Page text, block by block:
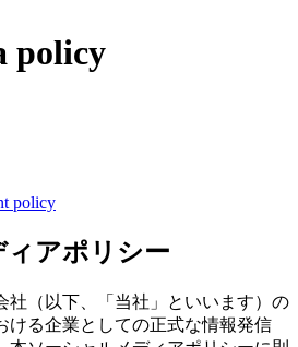
policy
policy
アポリシー
社（以下、「当社」といいます）の
ける企業としての正式な情報発信